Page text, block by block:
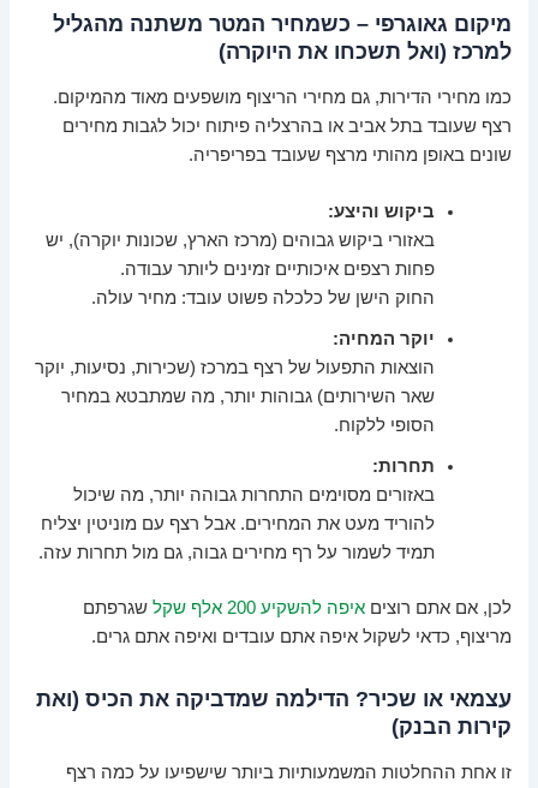
מיקום גאוגרפי – כשמחיר המטר משתנה מהגליל
למרכז (ואל תשכחו את היוקרה)
כמו מחירי הדירות, גם מחירי הריצוף מושפעים מאוד מהמיקום.
רצף שעובד בתל אביב או בהרצליה פיתוח יכול לגבות מחירים
שונים באופן מהותי מרצף שעובד בפריפריה.
ביקוש והיצע:
באזורי ביקוש גבוהים (מרכז הארץ, שכונות יוקרה), יש
פחות רצפים איכותיים זמינים ליותר עבודה.
החוק הישן של כלכלה פשוט עובד: מחיר עולה.
יוקר המחיה:
הוצאות התפעול של רצף במרכז (שכירות, נסיעות, יוקר
שאר השירותים) גבוהות יותר, מה שמתבטא במחיר
הסופי ללקוח.
תחרות:
באזורים מסוימים התחרות גבוהה יותר, מה שיכול
להוריד מעט את המחירים. אבל רצף עם מוניטין יצליח
תמיד לשמור על רף מחירים גבוה, גם מול תחרות עזה.
לכן, אם אתם רוציםאיפה להשקיע 200 אלף שקל
שגרפתם
מריצוף, כדאי לשקול איפה אתם עובדים ואיפה אתם גרים.
עצמאי או שכיר? הדילמה שמדביקה את הכיס (ואת
קירות הבנק)
זו אחת ההחלטות המשמעותיות ביותר שישפיעו על כמה רצף